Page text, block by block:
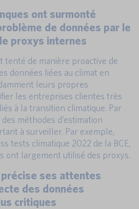
ont surmonté
de données par le
proxys internes
tenté de manière proactive de
données liées au climat en
leurs propres
les entreprises clientes très
à la transition climatique. Par
méthodes d’estimation
à surveiller. Par exemple,
tests climatique 2022 de la BCE,
ont largement utilisé des proxys.
précise ses attentes
des données
critiques